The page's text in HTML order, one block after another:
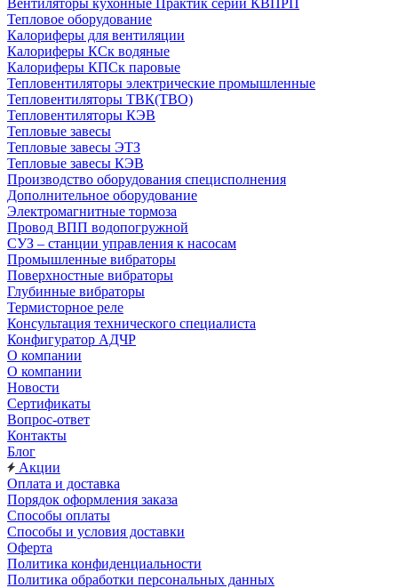
Вентиляторы кухонные Практик серии КВПРП
Тепловое оборудование
Калориферы для вентиляции
Калориферы КСк водяные
Калориферы КПСк паровые
Тепловентиляторы электрические промышленные
Тепловентиляторы ТВК(ТВО)
Тепловентиляторы КЭВ
Тепловые завесы
Тепловые завесы ЭТЗ
Тепловые завесы КЭВ
Производство оборудования специсполнения
Дополнительное оборудование
Электромагнитные тормоза
Провод ВПП водопогружной
СУЗ – станции управления к насосам
Промышленные вибраторы
Поверхностные вибраторы
Глубинные вибраторы
Термисторное реле
Консультация технического специалиста
Конфигуратор АДЧР
О компании
О компании
Новости
Сертификаты
Вопрос-ответ
Контакты
Блог
Акции
Оплата и доставка
Порядок оформления заказа
Способы оплаты
Способы и условия доставки
Оферта
Политика конфиденциальности
Политика обработки персональных данных